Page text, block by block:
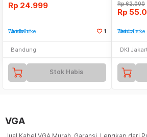
Rp 24.999
Tambah ke Watchlist 1
Bandung
Stok Habis
Rp62.000
Rp
Tambah ke Watchlist
DKI
VGA